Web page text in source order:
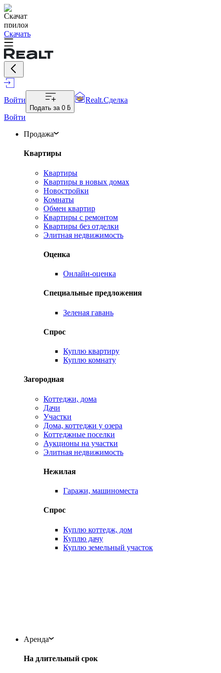
Скачать
Войти
Подать за 0 ƃ
Realt.Сделка
Войти
Продажа
Квартиры
Квартиры
Квартиры в новых домах
Новостройки
Комнаты
Обмен квартир
Квартиры с ремонтом
Квартиры без отделки
Элитная недвижимость
Оценка
Онлайн-оценка
Специальные предложения
Зеленая гавань
Спрос
Куплю квартиру
Куплю комнату
Загородная
Коттеджи, дома
Дачи
Участки
Дома, коттеджи у озера
Коттеджные поселки
Аукционы на участки
Элитная недвижимость
Нежилая
Гаражи, машиноместа
Спрос
Куплю коттедж, дом
Куплю дачу
Куплю земельный участок
Аренда
На длительный срок